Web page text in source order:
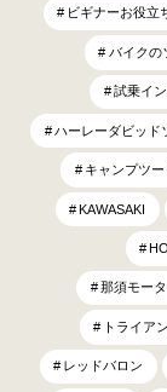
ビギナーお役立
バイクの
試乗イ
ハーレーダビッド
キャンプツ
KAWASAKI
那須モー
トライア
レッドバロン